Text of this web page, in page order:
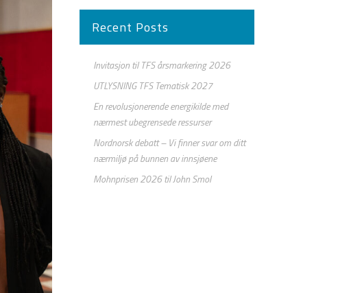
Recent Posts
Invitasjon til TFS årsmarkering 2026
UTLYSNING TFS Tematisk 2027
En revolusjonerende energikilde med
nærmest ubegrensede ressurser
Nordnorsk debatt – Vi finner svar om ditt
nærmiljø på bunnen av innsjøene
Mohnprisen 2026 til John Smol